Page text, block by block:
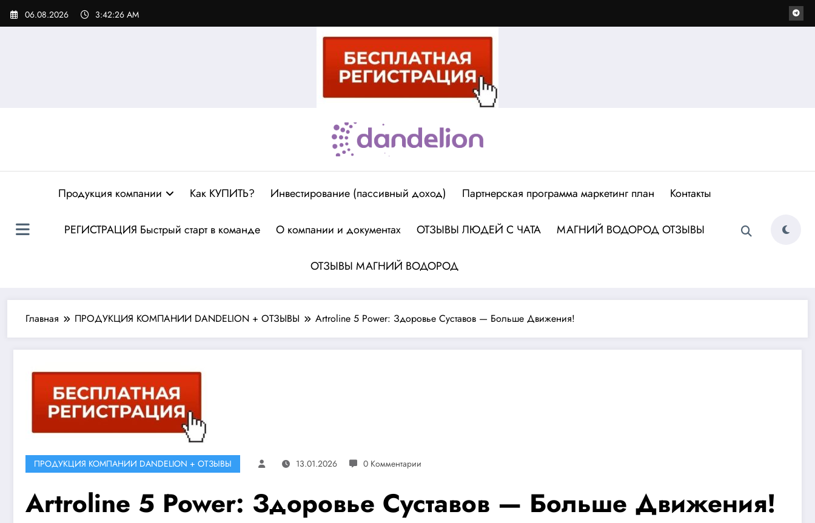
Перейти
06.08.2026 3:42:27 AM
Продукция компании Как КУПИТЬ? Инвестирование (пассивный доход) Партнерская программа маркетинг план Контакты
РЕГИСТРАЦИЯ Быстрый старт в команде О компании и документах ОТЗЫВЫ ЛЮДЕЙ С ЧАТА МАГНИЙ ВОДОРОД ОТЗЫВЫ
ОТЗЫВЫ МАГНИЙ ВОДОРОД
Главная ПРОДУКЦИЯ КОМПАНИИ DANDELION + ОТЗЫВЫ Artroline 5 Power: Здоровье Суставов — Больше Движения!
ПРОДУКЦИЯ КОМПАНИИ DANDELION + ОТЗЫВЫ 13.01.2026 0 Комментарии
Artroline 5 Power: Здоровье Суставов — Больше Движения!